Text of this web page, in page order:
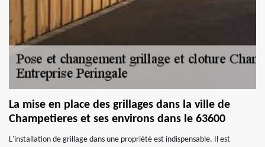
La mise en place des grillages dans la ville de
Champetieres et ses environs dans le 63600
L'installation de grillage dans une propriété est indispensable. Il est